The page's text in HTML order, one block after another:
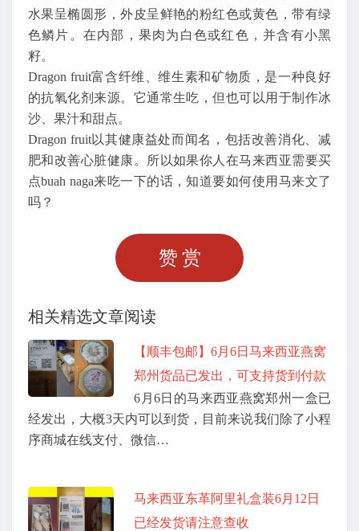
水果呈椭圆形，外皮呈鲜艳的粉红色或黄色，带有绿
色鳞片。在内部，果肉为白色或红色，并含有小黑
籽。
Dragon fruit富含纤维、维生素和矿物质，是一种良好
的抗氧化剂来源。它通常生吃，但也可以用于制作冰
沙、果汁和甜点。
Dragon fruit以其健康益处而闻名，包括改善消化、减
肥和改善心脏健康。所以如果你人在马来西亚需要买
点buah naga来吃一下的话，知道要如何使用马来文了
吗？
赞赏
相关精选文章阅读
【顺丰包邮】6月6日马来西亚燕窝
郑州货品已发出，可支持货到付款
6月6日的马来西亚燕窝郑州一盒已
经发出，大概3天内可以到货，目前来说我们除了小程
序商城在线支付、微信…
马来西亚东革阿里礼盒装6月12日
已经发货请注意查收